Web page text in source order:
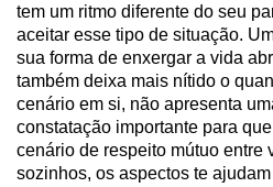
tem um ritmo diferente do seu
aceitar esse tipo de situação.
sua forma de enxergar a vida
também deixa mais nítido o
cenário em si, não apresenta
constatação importante para
cenário de respeito mútuo entre
sozinhos, os aspectos te